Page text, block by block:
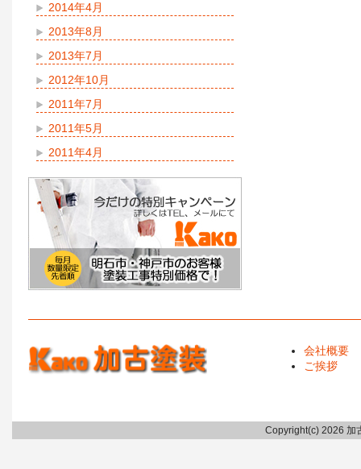
2014年4月
2013年8月
2013年7月
2012年10月
2011年7月
2011年5月
2011年4月
会社概要
ご挨拶
Copyright(c) 2026 加